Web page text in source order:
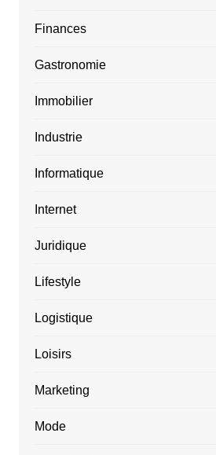
Finances
Gastronomie
Immobilier
Industrie
Informatique
Internet
Juridique
Lifestyle
Logistique
Loisirs
Marketing
Mode